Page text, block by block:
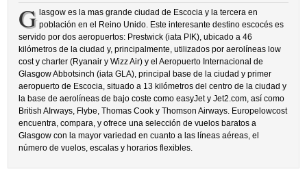
G lasgow es la mas grande ciudad de Escocia y la tercera en
población en el Reino Unido. Este interesante destino escocés es
servido por dos aeropuertos: Prestwick (iata PIK), ubicado a 46
kilómetros de la ciudad y, principalmente, utilizados por aerolíneas low
cost y charter (Ryanair y Wizz Air) y el Aeropuerto Internacional de
Glasgow Abbotsinch (iata GLA), principal base de la ciudad y primer
aeropuerto de Escocia, situado a 13 kilómetros del centro de la ciudad y
la base de aerolíneas de bajo coste como easyJet y Jet2.com, así como
British AIrways, Flybe, Thomas Cook y Thomson Airways. Europelowcost
encuentra, compara, y ofrece una selección de vuelos baratos a
Glasgow con la mayor variedad en cuanto a las líneas aéreas, el
número de vuelos, escalas y horarios flexibles.